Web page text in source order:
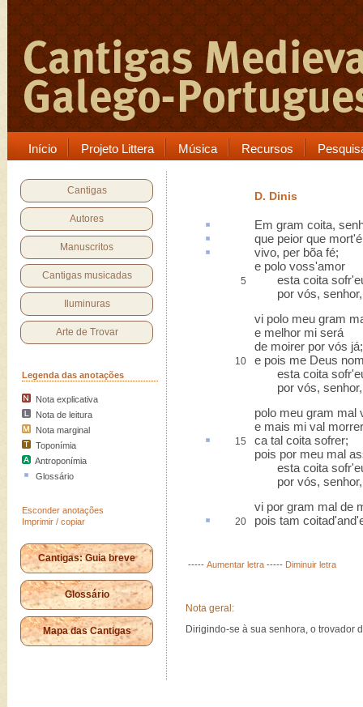
Início Projeto Littera Música Recursos
Cantigas
Autores
Manuscritos
Cantigas musicadas
Iluminuras
Arte de Trovar
Legenda das anotações
Nota explicativa
Nota de leitura
Nota marginal
Toponímia
Antroponímia
Glossário
Esconder anotações
Imprimir / copiar
Cantigas: Guia breve
Glossário
Mapa das Cantigas
D. Dinis
Em gram coita,
que peior que
vivo, per bõa fé;
e polo voss'amor
5
esta coita
por vós, senhor,
vi polo meu gram
e melhor mi será
de moirer por vós já;
10
e pois me Deus
esta coita
por vós, senhor,
polo meu gram mal
e mais mi val morrer
15 ca tal coita sofrer;
pois por meu mal
esta coita
por vós, senhor,
vi por gram mal de
20 pois tam coitad'
----- Aumentar letra ----- Diminuir letra
Nota geral:
Dirigindo-se à sua senhora, o trovador